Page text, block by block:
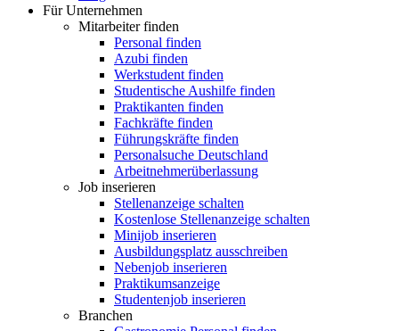
Für Unternehmen
Mitarbeiter finden
Personal finden
Azubi finden
Werkstudent finden
Studentische Aushilfe finden
Praktikanten finden
Fachkräfte finden
Führungskräfte finden
Personalsuche Deutschland
Arbeitnehmerüberlassung
Job inserieren
Stellenanzeige schalten
Kostenlose Stellenanzeige schalten
Minijob inserieren
Ausbildungsplatz ausschreiben
Nebenjob inserieren
Praktikumsanzeige
Studentenjob inserieren
Branchen